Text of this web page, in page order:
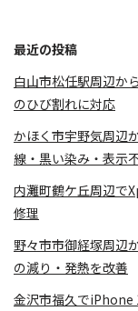
最近の投稿
白山市松任駅周辺か
のひび割れに対応
かほく市宇野気周辺
線・黒い染み・表示
内灘町鶴ケ丘周辺で
修理
野々市市御経塚周辺
の減り・発熱を改善
金沢市福久でiPhone